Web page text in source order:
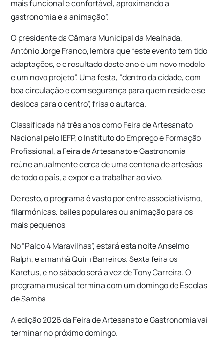
mais funcional e confortável, aproximando a
gastronomia e a animação”.
O presidente da Câmara Municipal da Mealhada,
António Jorge Franco, lembra que “este evento tem tido
adaptações, e o resultado deste ano é um novo modelo
e um novo projeto”. Uma festa, “dentro da cidade, com
boa circulação e com segurança para quem reside e se
desloca para o centro”, frisa o autarca.
Classificada há três anos como Feira de Artesanato
Nacional pelo IEFP, o Instituto do Emprego e Formação
Profissional, a Feira de Artesanato e Gastronomia
reúne anualmente cerca de uma centena de artesãos
de todo o país, a expor e a trabalhar ao vivo.
De resto, o programa é vasto por entre associativismo,
filarmónicas, bailes populares ou animação para os
mais pequenos.
No “Palco 4 Maravilhas”, estará esta noite Anselmo
Ralph, e amanhã Quim Barreiros. Sexta feira os
Karetus, e no sábado será a vez de Tony Carreira. O
programa musical termina com um domingo de Escolas
de Samba.
A edição 2026 da Feira de Artesanato e Gastronomia vai
terminar no próximo domingo.